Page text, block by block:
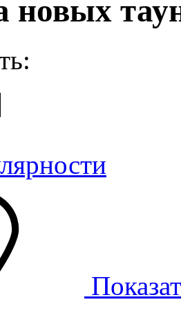
|